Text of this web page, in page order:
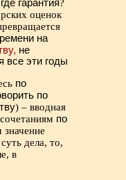
гарантия?
оценок
на
не
все эти годы
по
по
) – вводная
по
дела, то,
в